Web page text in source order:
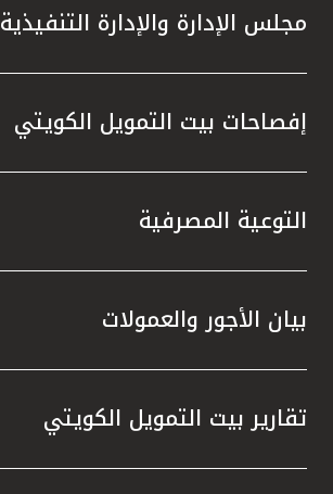
مجلس الإدارة والإدارة التنفيذية
إفصاحات بيت التمويل الكويتي
التوعية المصرفية
بيان الأجور والعمولات
تقارير بيت التمويل الكويتي